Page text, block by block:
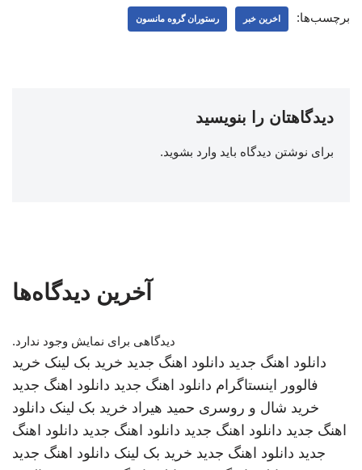
برچسب‌ها: اخرین خبر رستوران گروه مانسون
دیدگاهتان را بنویسید
برای نوشتن دیدگاه باید وارد بشوید.
آخرین دیدگاه‌ها
دیدگاهی برای نمایش وجود ندارد.
دانلود اهنگ جدید دانلود اهنگ جدید خرید بک لینک خرید
فالوور اینستاگرام دانلود اهنگ جدید دانلود اهنگ جدید
خرید شال و روسری حمید هیراد خرید بک لینک دانلود
اهنگ جدید دانلود اهنگ جدید دانلود اهنگ جدید دانلود اهنگ
جدید دانلود اهنگ جدید خرید بک لینک دانلود اهنگ جدید